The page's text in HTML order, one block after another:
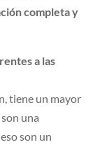
completa y
a las
tiene un mayor
una
son un